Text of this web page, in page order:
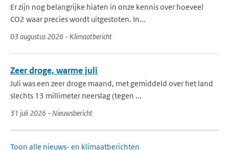
Er zijn nog belangrijke hiaten in onze kennis over hoeveel
CO2 waar precies wordt uitgestoten. In...
03 augustus 2026 - Klimaatbericht
Zeer droge, warme juli
Juli was een zeer droge maand, met gemiddeld over het land
slechts 13 millimeter neerslag (tegen ...
31 juli 2026 - Nieuwsbericht
Toon alle nieuws- en klimaatberichten